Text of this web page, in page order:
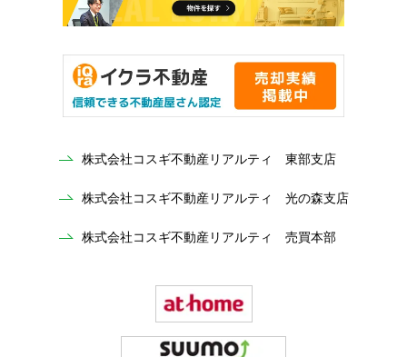
株式会社コスギ不動産リアルティ 東部支店
株式会社コスギ不動産リアルティ 光の森支店
株式会社コスギ不動産リアルティ 売買本部